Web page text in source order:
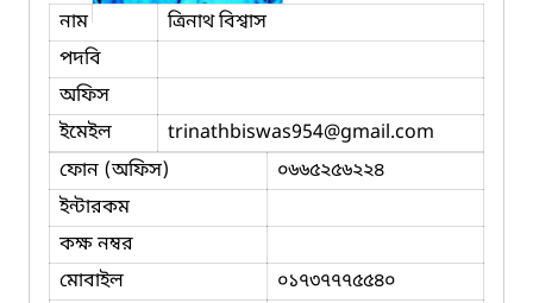
নাম
ত্রিনাথ বিশ্বাস
পদবি
অফিস
ইমেইল
trinathbiswas954@gmail.com
ফোন (অফিস)
০৬৬৫২৫৬২২৪
ইন্টারকম
কক্ষ নম্বর
মোবাইল
০১৭৩৭৭৭৫৫৪০